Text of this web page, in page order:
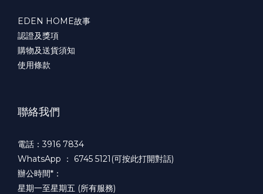
EDEN HOME故事
認證及獎項
購物及送貨須知
使用條款
聯絡我們
電話：3916 7834
WhatsApp ： 6745 5121(可按此打開對話)
辦公時間*：
星期一至星期五 (所有服務)